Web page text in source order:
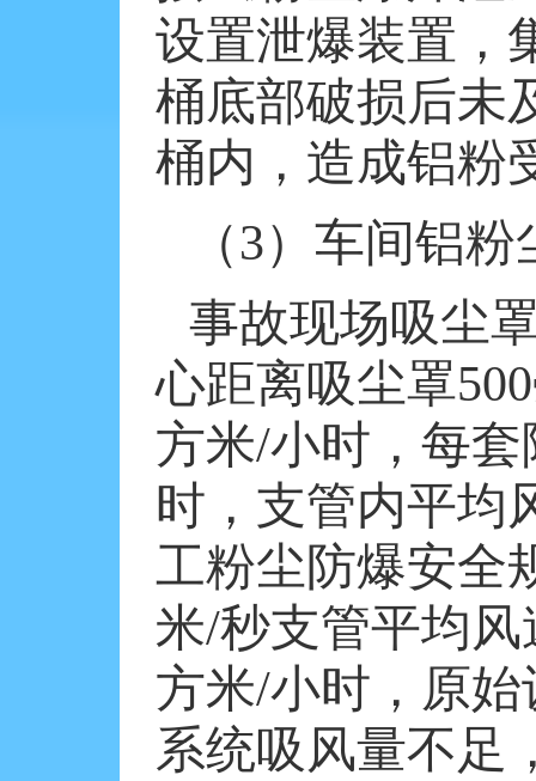
设置泄爆装置，
桶底部破损后未
桶内，造成铝粉
（3）车间铝粉
事故现场吸尘
心距离吸尘罩500
方米/小时，每
时，支管内平均
工粉尘防爆安全
米/秒支管平均
方米/小时，原
系统吸风量不足